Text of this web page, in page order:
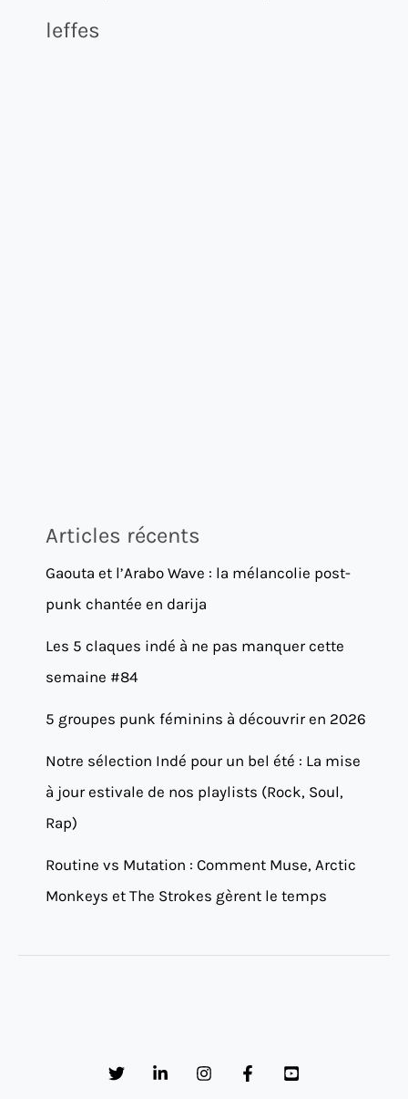
leffes
Articles récents
Gaouta et l’Arabo Wave : la mélancolie post-
punk chantée en darija
Les 5 claques indé à ne pas manquer cette
semaine #84
5 groupes punk féminins à découvrir en 2026
Notre sélection Indé pour un bel été : La mise
à jour estivale de nos playlists (Rock, Soul,
Rap)
Routine vs Mutation : Comment Muse, Arctic
Monkeys et The Strokes gèrent le temps